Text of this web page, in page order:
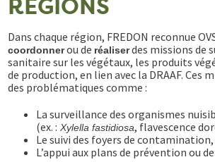
REGIONS
Dans chaque région, FREDON reconnue
coordonnerou de réaliserdes missions de
sanitaire sur les végétaux, les produits
de production, en lien avec la DRAAF. Ces
des problématiques comme :
La surveillance des organismes
(ex. : Xylella fastidiosa, flavescence
Le suivi des foyers de contamination,
L’appui aux plans de prévention ou